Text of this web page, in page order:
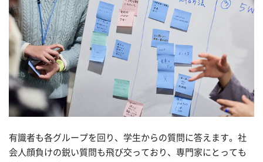
有識者も各グループを回り、学生からの質問に答えます。社
会人顔負けの鋭い質問も飛び交っており、専門家にとっても